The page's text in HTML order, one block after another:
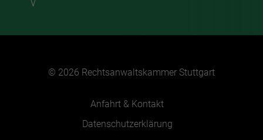
© 2026 Rechtsanwaltskammer Stuttgart
Anfahrt & Kontakt
Datenschutzerklärung